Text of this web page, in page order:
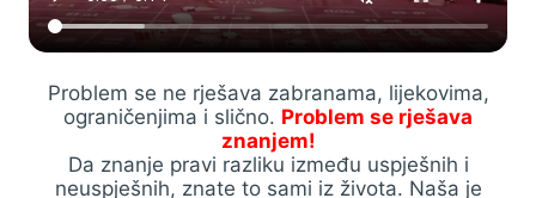
Problem se ne rješava zabranama, lijekovima,
ograničenjima i slično. Problem se rješava
znanjem!
Da znanje pravi razliku između uspješnih i
neuspješnih, znate to sami iz života. Naša je